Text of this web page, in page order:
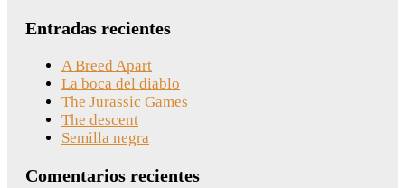
Entradas recientes
A Breed Apart
La boca del diablo
The Jurassic Games
The descent
Semilla negra
Comentarios recientes